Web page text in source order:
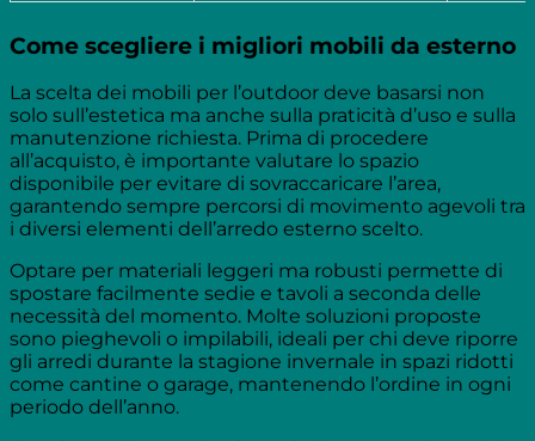
Come scegliere i migliori mobili da esterno
La scelta dei mobili per l’outdoor deve basarsi non
solo sull’estetica ma anche sulla praticità d’uso e sulla
manutenzione richiesta. Prima di procedere
all’acquisto, è importante valutare lo spazio
disponibile per evitare di sovraccaricare l’area,
garantendo sempre percorsi di movimento agevoli tra
i diversi elementi dell’arredo esterno scelto.
Optare per materiali leggeri ma robusti permette di
spostare facilmente sedie e tavoli a seconda delle
necessità del momento. Molte soluzioni proposte
sono pieghevoli o impilabili, ideali per chi deve riporre
gli arredi durante la stagione invernale in spazi ridotti
come cantine o garage, mantenendo l’ordine in ogni
periodo dell’anno.